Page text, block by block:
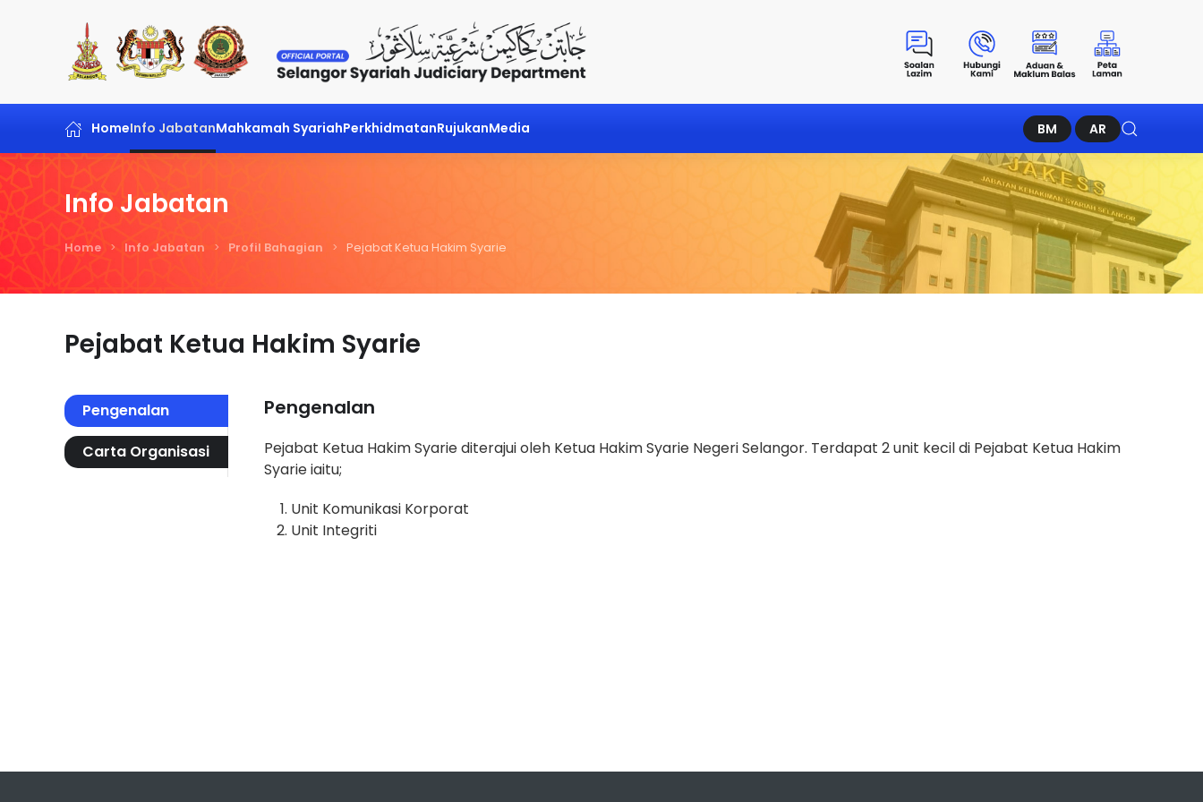
Skip to main content
HomeInfo JabatanMahkamah SyariahPerkhidmatanRujukanMedia BM AR
Info Jabatan
Home Info Jabatan Profil Bahagian Pejabat Ketua Hakim Syarie
Pejabat Ketua Hakim Syarie
Pengenalan
Carta Organisasi
Pengenalan
Pejabat Ketua Hakim Syarie diterajui oleh Ketua Hakim Syarie Negeri Selangor. Terdapat 2 unit kecil di Pejabat Ketua Hakim
Syarie iaitu;
Unit Komunikasi Korporat
Unit Integriti